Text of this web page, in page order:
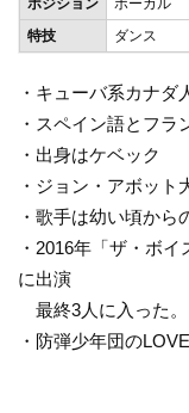
特技
ダンス
・キューバ系カナダ
・スペイン語とフラ
・出身はケベック
・ジョン・アボット
・歌手は幼い頃から
・2016年「ザ・ボ
に出演
最終3人に入った。
・防弾少年団の